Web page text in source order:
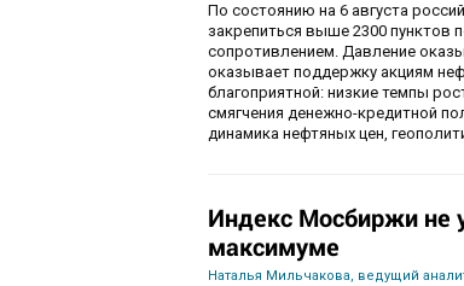
По состоянию на 6 августа
закрепиться выше 2300
сопротивлением. Давление
оказывает поддержку акциям
благоприятной: низкие темпы
смягчения денежно-кредитной
динамика нефтяных цен,
Индекс Мосбиржи не
максимуме
Наталья Мильчакова, ведущий